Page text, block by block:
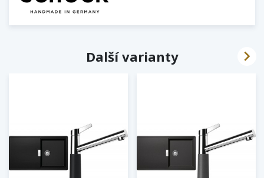
Další varianty 